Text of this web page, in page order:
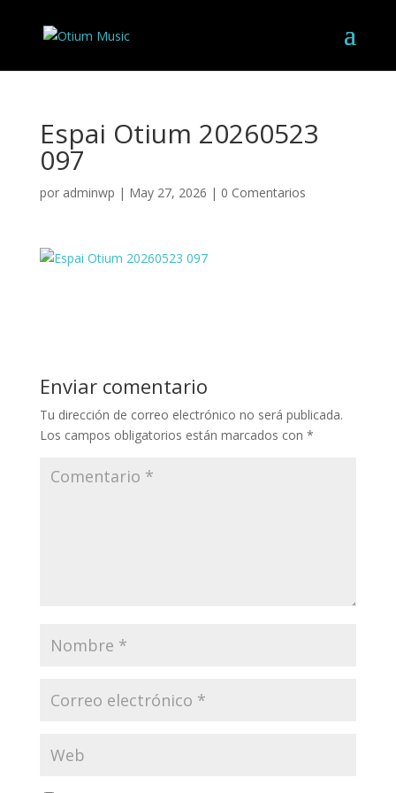
Espai Otium 20260523
097
por adminwp | May 27, 2026 | 0 Comentarios
Enviar comentario
Tu dirección de correo electrónico no será publicada.
Los campos obligatorios están marcados con *